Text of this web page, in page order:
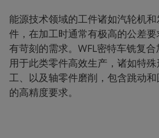
能源技术领域的工件诸如汽轮机
件，在加工时通常有极高的公差
有苛刻的需求。WFL密特车铣复
用于此类零件高效生产，诸如特
工、以及轴零件磨削，包含跳动
的高精度要求。